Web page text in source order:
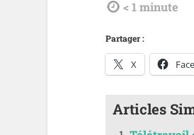
tdl < 1minute
Partager :
X
Articles